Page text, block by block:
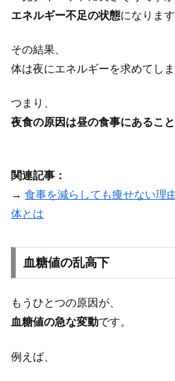
エネルギー不足の状態になります
その結果、
体は夜にエネルギーを求めてしま
つまり、
夜食の原因は昼の食事にあるこ
関連記事：
→ 食事を減らしても痩せない理
体とは
血糖値の乱高下
もうひとつの原因が、
血糖値の急な変動です。
例えば、